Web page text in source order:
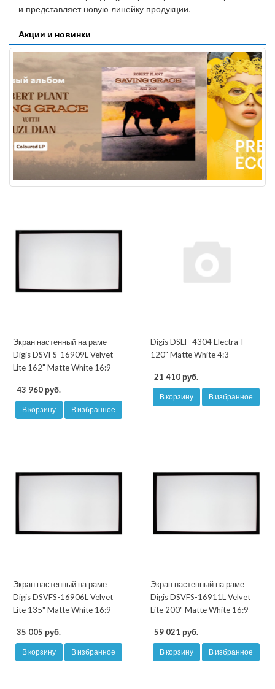
и представляет новую линейку продукции.
Акции и новинки
Экран настенный на раме
Digis DSVFS-16909L Velvet
Lite 162" Matte White 16:9
43 960 руб.
В корзину В избранное
Digis DSEF-4304 Electra-F
120" Matte White 4:3
21 410 руб.
В корзину В избранное
Экран настенный на раме
Digis DSVFS-16906L Velvet
Lite 135" Matte White 16:9
35 005 руб.
В корзину В избранное
Экран настенный на раме
Digis DSVFS-16911L Velvet
Lite 200" Matte White 16:9
59 021 руб.
В корзину В избранное